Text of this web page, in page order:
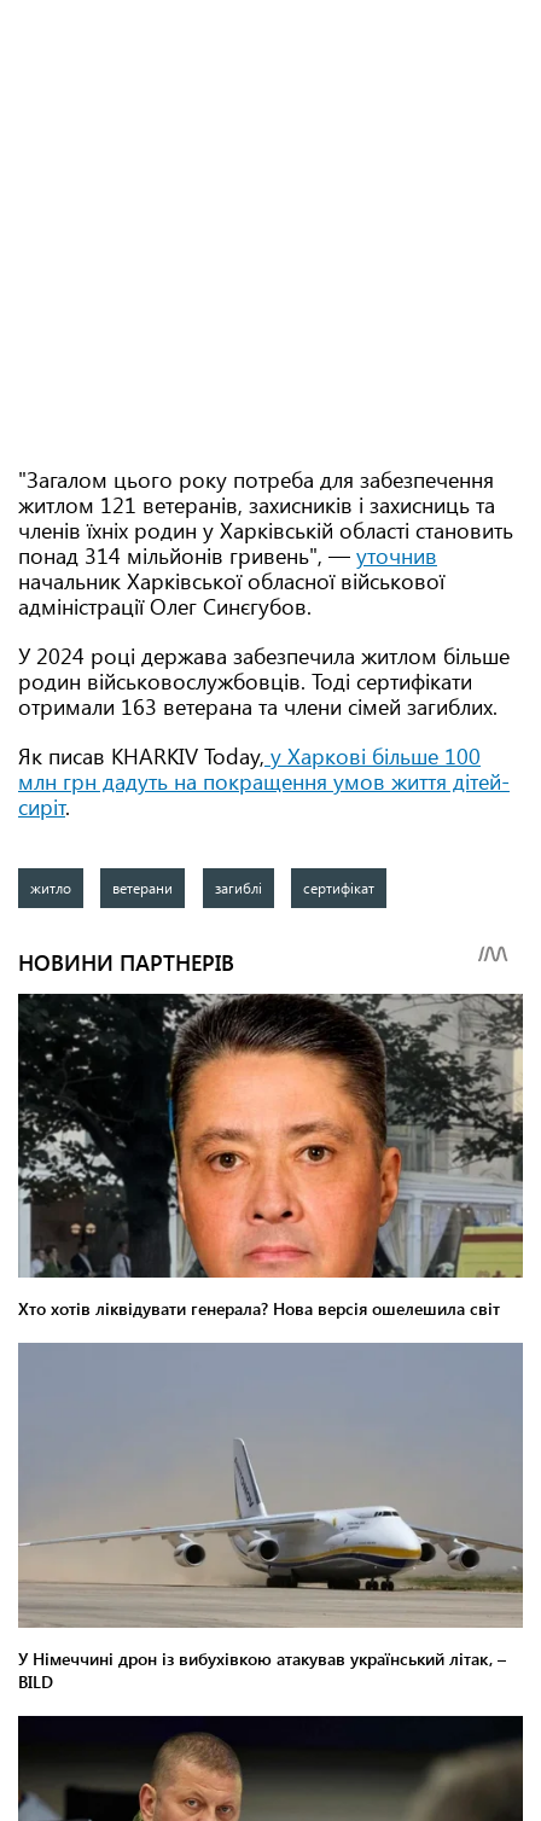
"Загалом цього року потреба для забезпечення
житлом 121 ветеранів, захисників і захисниць та
членів їхніх родин у Харківській області становить
понад 314 мільйонів гривень", — уточнив
начальник Харківської обласної військової
адміністрації Олег Синєгубов.
У 2024 році держава забезпечила житлом більше
родин військовослужбовців. Тоді сертифікати
отримали 163 ветерана та члени сімей загиблих.
Як писав KHARKIV Today, у Харкові більше 100
млн грн дадуть на покращення умов життя дітей-
сиріт.
житло ветерани загиблі сертифікат